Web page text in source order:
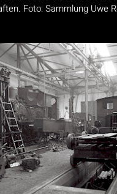
Foto: Sammlung Uwe